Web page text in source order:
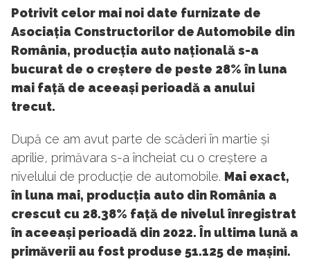
Potrivit celor mai noi date furnizate de
Asociația Constructorilor de Automobile din
România, producția auto națională s-a
bucurat de o creștere de peste 28% în luna
mai față de aceeași perioadă a anului
trecut.
După ce am avut parte de scăderi în martie și
aprilie, primăvara s-a încheiat cu o creștere a
nivelului de producție de automobile. Mai exact,
în luna mai, producția auto din România a
crescut cu 28.38% față de nivelul înregistrat
în aceeași perioadă din 2022. În ultima lună a
primăverii au fost produse 51.125 de mașini.